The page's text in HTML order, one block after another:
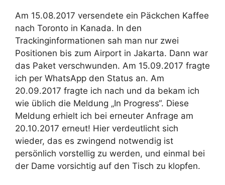
Am 15.08.2017 versendete ein Päckchen Kaffee
nach Toronto in Kanada. In den
Trackinginformationen sah man nur zwei
Positionen bis zum Airport in Jakarta. Dann war
das Paket verschwunden. Am 15.09.2017 fragte
ich per WhatsApp den Status an. Am
20.09.2017 fragte ich nach und da bekam ich
wie üblich die Meldung „In Progress“. Diese
Meldung erhielt ich bei erneuter Anfrage am
20.10.2017 erneut! Hier verdeutlicht sich
wieder, das es zwingend notwendig ist
persönlich vorstellig zu werden, und einmal bei
der Dame vorsichtig auf den Tisch zu klopfen.